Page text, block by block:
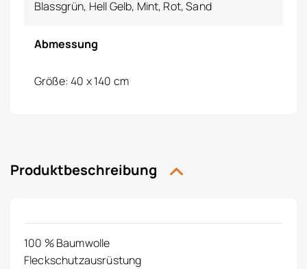
Blassgrün, Hell Gelb, Mint, Rot, Sand
Abmessung
Größe: 40 x 140 cm
Produktbeschreibung
100 % Baumwolle
Fleckschutzausrüstung